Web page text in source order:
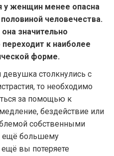
у женщин менее опасна
человечества.
значительно
к наиболее
форме.
столкнулись с
то необходимо
за помощью к
бездействие или
собственными
ещё большему
вы потеряете